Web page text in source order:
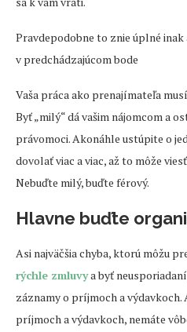
Pravdepodobne to znie úplné
v predchádzajúcom bode
Vaša práca ako prenajímateľa
Byť „milý“ dá vašim nájomcom a
právomoci. Akonáhle ustúpite o
dovolať viac a viac, až to môže
Nebuďte milý, buďte férový.
Hlavne buďte
Asi najväčšia chyba, ktorú môžu
rýchle zmluvya byť
záznamy o príjmoch a výdavkoch.
príjmoch a výdavkoch, nemáte